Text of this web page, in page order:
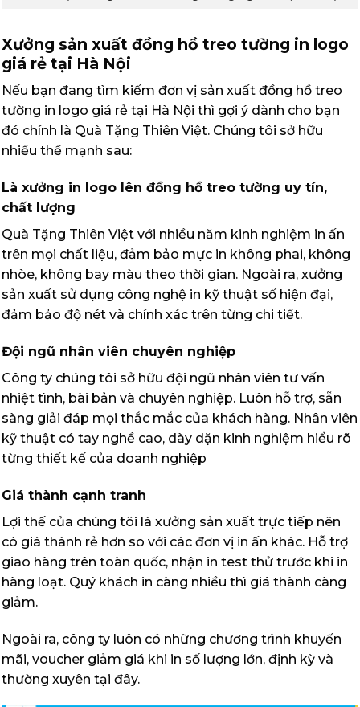
Xưởng sản xuất đồng hồ treo tường in logo
giá rẻ tại Hà Nội
Nếu bạn đang tìm kiếm đơn vị sản xuất đồng hồ treo
tường in logo giá rẻ tại Hà Nội thì gợi ý dành cho bạn
đó chính là Quà Tặng Thiên Việt. Chúng tôi sở hữu
nhiều thế mạnh sau:
Là xưởng in logo lên đồng hồ treo tường uy tín,
chất lượng
Quà Tặng Thiên Việt với nhiều năm kinh nghiệm in ấn
trên mọi chất liệu, đảm bảo mực in không phai, không
nhòe, không bay màu theo thời gian. Ngoài ra, xưởng
sản xuất sử dụng công nghệ in kỹ thuật số hiện đại,
đảm bảo độ nét và chính xác trên từng chi tiết.
Đội ngũ nhân viên chuyên nghiệp
Công ty chúng tôi sở hữu đội ngũ nhân viên tư vấn
nhiệt tình, bài bản và chuyên nghiệp. Luôn hỗ trợ, sẵn
sàng giải đáp mọi thắc mắc của khách hàng. Nhân viên
kỹ thuật có tay nghề cao, dày dặn kinh nghiệm hiểu rõ
từng thiết kế của doanh nghiệp
Giá thành cạnh tranh
Lợi thế của chúng tôi là xưởng sản xuất trực tiếp nên
có giá thành rẻ hơn so với các đơn vị in ấn khác. Hỗ trợ
giao hàng trên toàn quốc, nhận in test thử trước khi in
hàng loạt. Quý khách in càng nhiều thì giá thành càng
giảm.
Ngoài ra, công ty luôn có những chương trình khuyến
mãi, voucher giảm giá khi in số lượng lớn, định kỳ và
thường xuyên tại đây.